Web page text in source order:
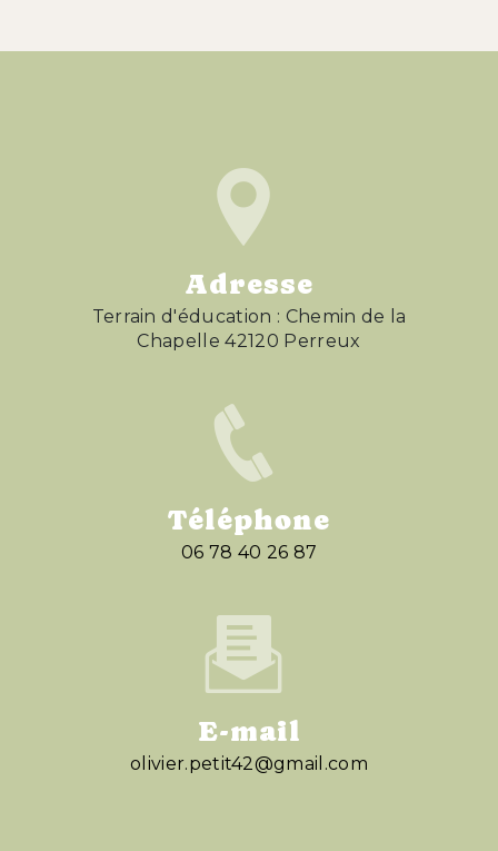
Adresse
Terrain d'éducation : Chemin de la
Chapelle 42120 Perreux
Téléphone
06 78 40 26 87
E-mail
olivier.petit42@gmail.com